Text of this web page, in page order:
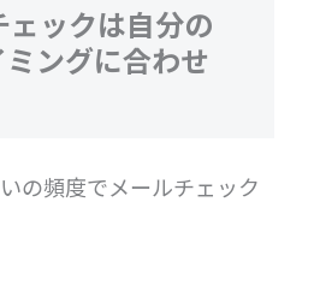
ックは自分の
ングに合わせ
の頻度でメールチェック